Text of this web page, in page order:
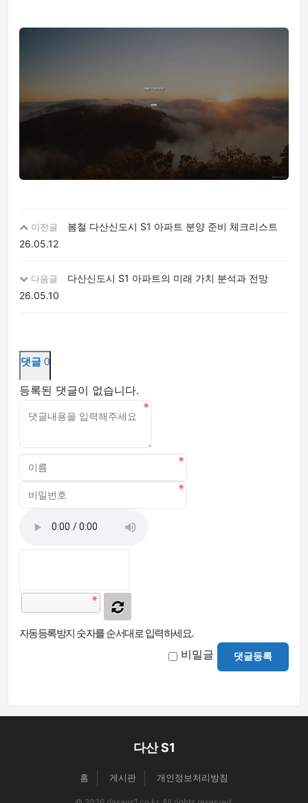
이전글
봄철 다산신도시 S1 아파트 분양 준비 체크리스트
26.05.12
다음글
다산신도시 S1 아파트의 미래 가치 분석과 전망
26.05.10
댓글 0
등록된 댓글이 없습니다.
자동등록방지 숫자를 순서대로 입력하세요.
비밀글 댓글등록
다산 S1
홈 게시판 개인정보처리방침